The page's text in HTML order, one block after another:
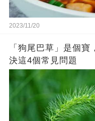
2023/11/20
「狗尾巴草」是個
決這4個常見問題